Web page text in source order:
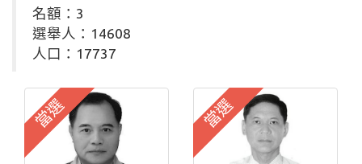
名額：3
選舉人：14608
人口：17737
當選 當選